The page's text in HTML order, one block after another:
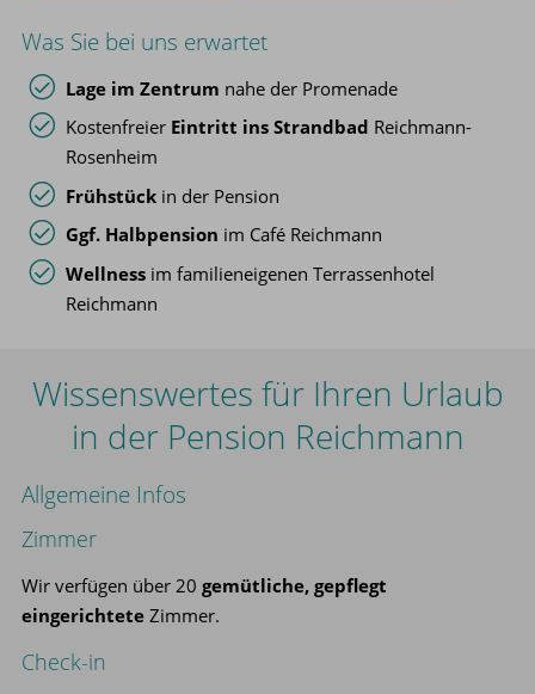
Was Sie bei uns erwartet
Lage im Zentrum nahe der Promenade
Kostenfreier Eintritt ins Strandbad Reichmann-
Rosenheim
Frühstück in der Pension
Ggf. Halbpension im Café Reichmann
Wellness im familieneigenen Terrassenhotel
Reichmann
Wissenswertes für Ihren Urlaub
in der Pension Reichmann
Allgemeine Infos
Zimmer
Wir verfügen über 20gemütliche, gepflegt
eingerichteteZimmer.
Check-in